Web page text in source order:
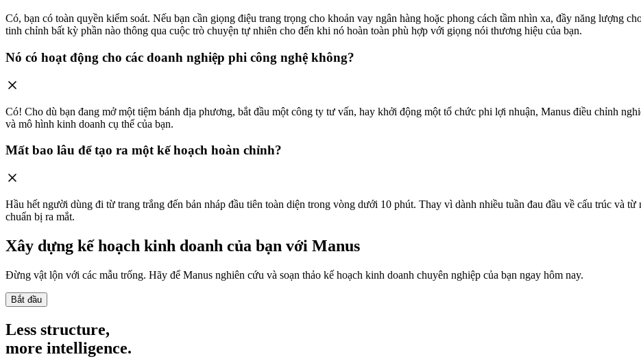
Có, bạn có toàn quyền kiểm soát. Nếu bạn cần giọng điệu trang trọng cho khoản vay ngân hàng hoặc phong cách tầm nhìn xa, đầy năng lượng
tinh chỉnh bất kỳ phần nào thông qua cuộc trò chuyện tự nhiên cho đến khi nó hoàn toàn phù hợp với giọng nói thương hiệu của bạn.
Nó có hoạt động cho các doanh nghiệp phi công nghệ không?
Có! Cho dù bạn đang mở một tiệm bánh địa phương, bắt đầu một công ty tư vấn, hay khởi động một tổ chức phi lợi nhuận, Manus điều chỉnh
và mô hình kinh doanh cụ thể của bạn.
Mất bao lâu để tạo ra một kế hoạch hoàn chỉnh?
Hầu hết người dùng đi từ trang trắng đến bản nháp đầu tiên toàn diện trong vòng dưới 10 phút. Thay vì dành nhiều tuần đau đầu về cấu trúc và
chuẩn bị ra mắt.
Xây dựng kế hoạch kinh doanh của bạn với Manus
Đừng vật lộn với các mẫu trống. Hãy để Manus nghiên cứu và soạn thảo kế hoạch kinh doanh chuyên nghiệp của bạn ngay hôm nay.
Bắt đầu
Less structure,
more intelligence.